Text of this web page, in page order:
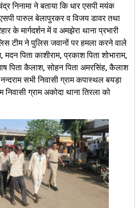
निनामा ने बताया कि धार एसपी मयंक
पारुल बेलापुरकर व विजय डावर तथा
के मार्गदर्शन में व अमझेरा थाना प्रभारी
टीम ने पुलिस जवानों पर हमला करने वाले
मदन पिता काशीराम, प्रकाश पिता शोभाराम,
पिता कैलाश, सोहन पिता अमरसिंह, कैलाश
नन्दराम सभी निवासी ग्राम कपास्थल बयड़ा
निवासी ग्राम अकोदा थाना तिरला को